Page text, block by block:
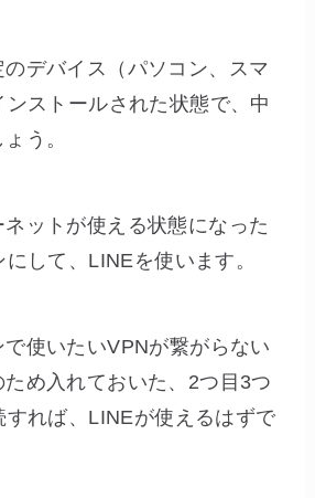
デバイス（パソコン、スマ
ストールされた状態で、中
う。
ットが使える状態になった
して、LINEを使います。
で使いたいVPNが繋がらない
め入れておいた、2つ目3つ
すれば、LINEが使えるはずで